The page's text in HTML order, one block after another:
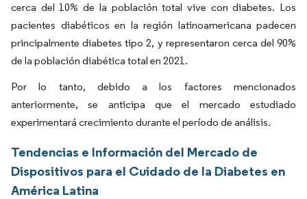
cerca del 10% de la población total vive con diabetes. Los
pacientes diabéticos en la región latinoamericana padecen
principalmente diabetes tipo 2, y representaron cerca del 90%
de la población diabética total en 2021.
Por lo tanto, debido a los factores mencionados
anteriormente, se anticipa que el mercado estudiado
experimentará crecimiento durante el período de análisis.
Tendencias e Información del Mercado de
Dispositivos para el Cuidado de la Diabetes en
América Latina